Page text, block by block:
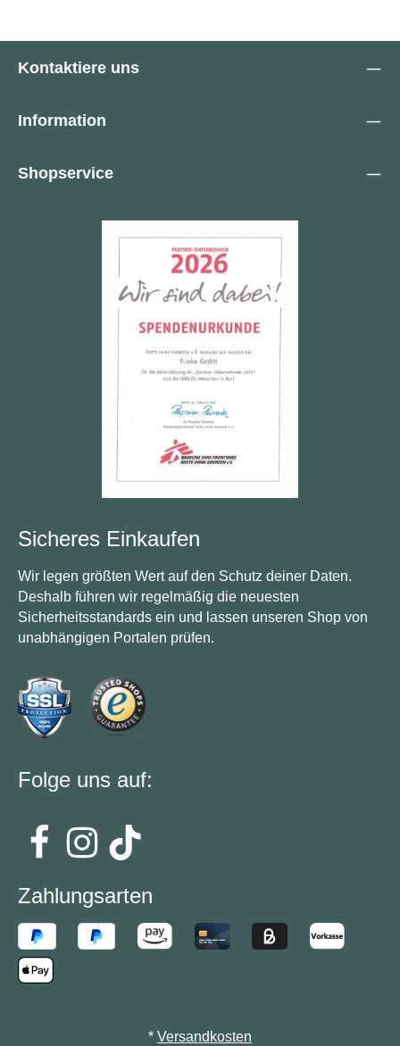
Kontaktiere uns
Information
Shopservice
Sicheres Einkaufen
Wir legen größten Wert auf den Schutz deiner Daten.
Deshalb führen wir regelmäßig die neuesten
Sicherheitsstandards ein und lassen unseren Shop von
unabhängigen Portalen prüfen.
Folge uns auf:
Zahlungsarten
* Versandkosten